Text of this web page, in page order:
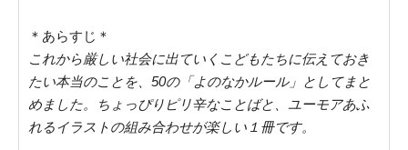
＊あらすじ＊
これから厳しい社会に出ていくこどもたちに伝えておき
たい本当のことを、50の「よのなかルール」としてまと
めました。ちょっぴりピリ辛なことばと、ユーモアあふ
れるイラストの組み合わせが楽しい１冊です。